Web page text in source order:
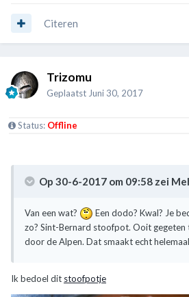
Citeren
Trizomu
Geplaatst Juni 30, 2017
Status: Offline
Op 30-6-2017 om 09:58 zei
Van een wat?
Een dodo? Kwal? Je
zo? Sint-Bernard stoofpot. Ooit
door de Alpen. Dat smaakt echt
Ik bedoel dit stoofpotje